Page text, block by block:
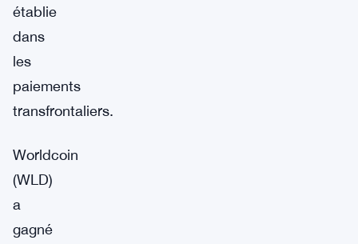
établie
dans
les
paiements
transfrontaliers.
Worldcoin
(WLD)
a
gagné